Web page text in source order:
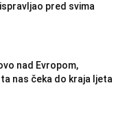
pred svima
nad Evropom,
nas čeka do kraja ljeta